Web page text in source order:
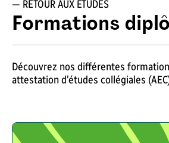
— RETOUR AUX ÉTUDES
Formations
Découvrez nos différentes
attestation d’études collégiales